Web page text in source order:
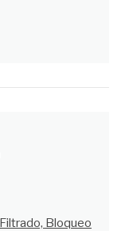
Filtrado, Bloqueo